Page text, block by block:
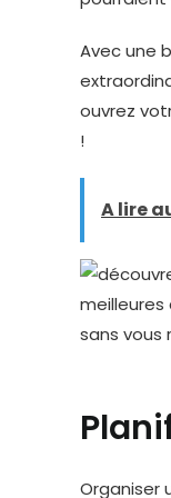
Avec une
ouvrez
!
A lire
Organiser